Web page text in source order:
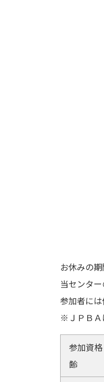
お休みの
当センタ
参加者に
※ＪＰＢＡ
参加資
齢